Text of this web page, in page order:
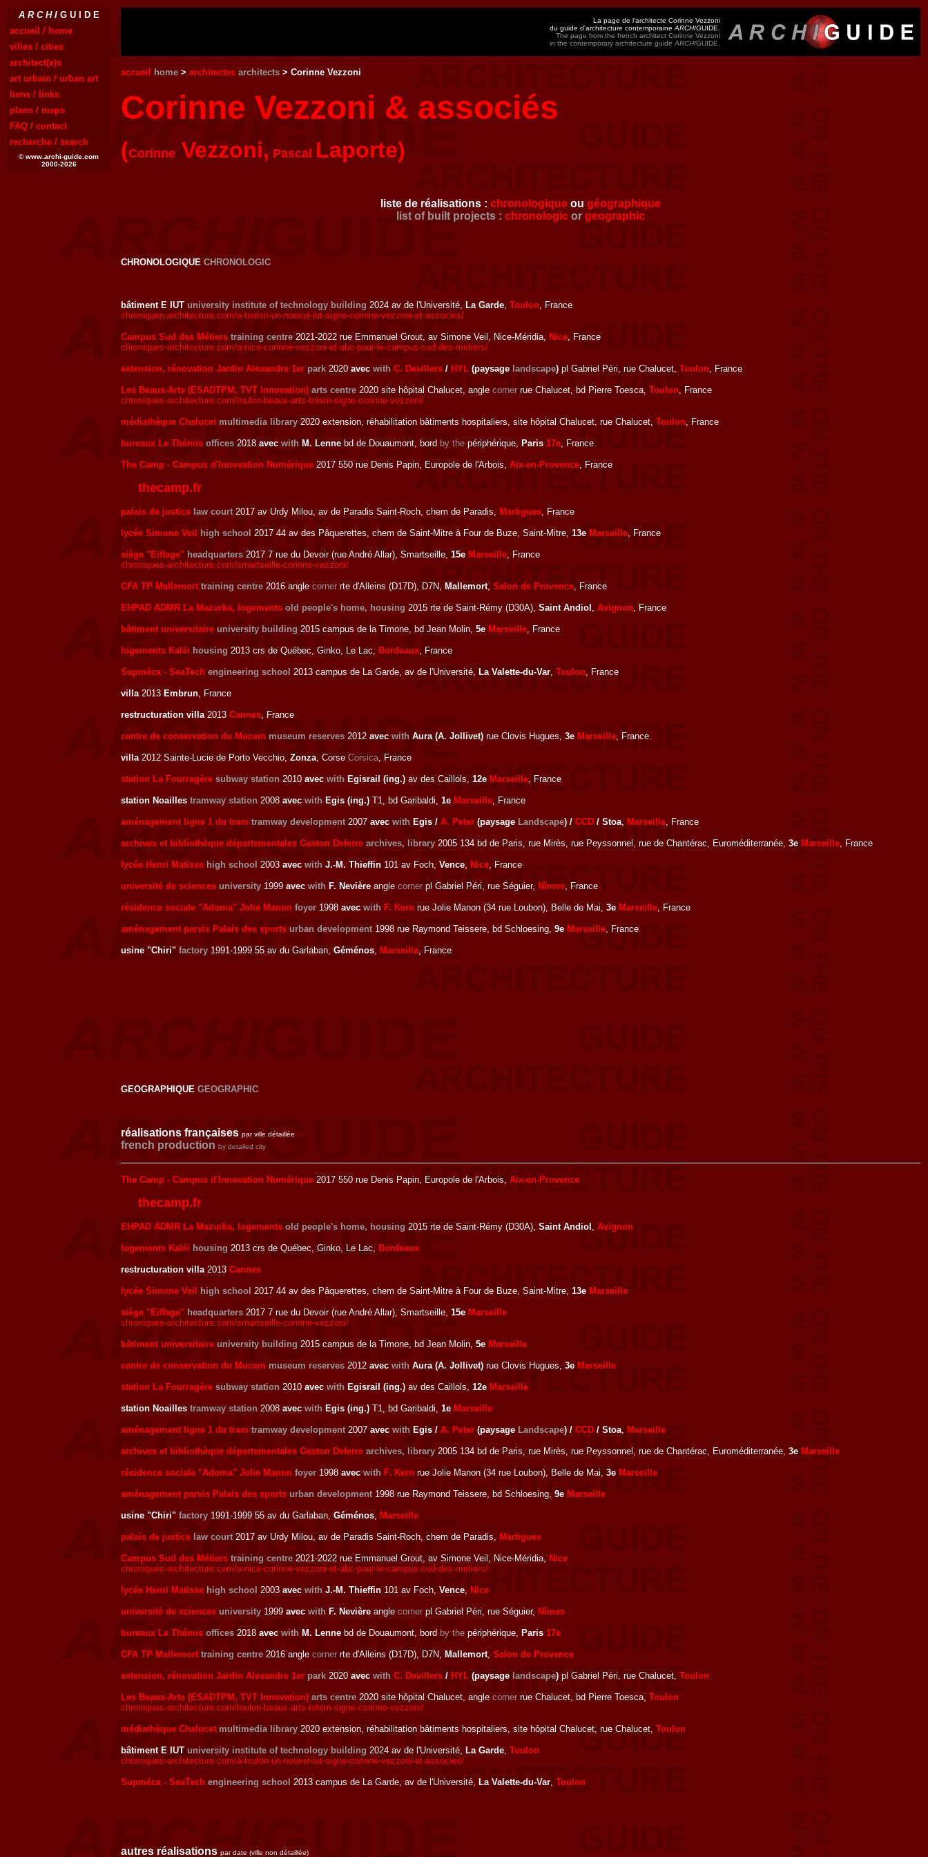
A R C H IG U I D E
accueil / home
villes / cities
architect(e)s
art urbain / urban art
liens / links
plans / maps
FAQ / contact
recherche / search
© www.archi-guide.com
2000-2026
La page de l'architecte Corinne Vezzoni
du guide d'architecture contemporaine ARCHIGUIDE.
The page from the french architect Corinne Vezzoni
in the contemporary architecture guide ARCHIGUIDE.
accueil home > architectes architects > Corinne Vezzoni
Corinne Vezzoni & associés
(Corinne Vezzoni, Pascal Laporte)
liste de réalisations : chronologique ou géographique
list of built projects : chronologic or geographic
CHRONOLOGIQUE CHRONOLOGIC
bâtiment E IUT university institute of technology building 2024 av de l'Université, La Garde, Toulon, France
chroniques-architecture.com/a-toulon-un-nouvel-iut-signe-corinne-vezzoni-et-associes/
Campus Sud des Métiers training centre 2021-2022 rue Emmanuel Grout, av Simone Veil, Nice-Méridia, Nice, France
chroniques-architecture.com/a-nice-corinne-vezzoni-et-abc-pour-le-campus-sud-des-metiers/
extension, rénovation Jardin Alexandre 1er park 2020 avec with C. Devillers / HYL (paysage landscape) pl Gabriel Péri, rue Chalucet, Toulon, France
Les Beaux-Arts (ESADTPM, TVT Innovation) arts centre 2020 site hôpital Chalucet, angle corner rue Chalucet, bd Pierre Toesca, Toulon, France
chroniques-architecture.com/toulon-beaux-arts-totem-signe-corinne-vezzoni/
médiathèque Chalucet multimedia library 2020 extension, réhabilitation bâtiments hospitaliers, site hôpital Chalucet, rue Chalucet, Toulon, France
bureaux Le Thémis offices 2018 avec with M. Lenne bd de Douaumont, bord by the périphérique, Paris 17e, France
The Camp - Campus d'Innovation Numérique 2017 550 rue Denis Papin, Europole de l'Arbois, Aix-en-Provence, France
thecamp.fr
palais de justice law court 2017 av Urdy Milou, av de Paradis Saint-Roch, chem de Paradis, Martigues, France
lycée Simone Veil high school 2017 44 av des Pâquerettes, chem de Saint-Mitre à Four de Buze, Saint-Mitre, 13e Marseille, France
siège "Eiffage" headquarters 2017 7 rue du Devoir (rue André Allar), Smartseille, 15e Marseille, France
chroniques-architecture.com/smartseille-corinne-vezzoni/
CFA TP Mallemort training centre 2016 angle corner rte d'Alleins (D17D), D7N, Mallemort, Salon de Provence, France
EHPAD ADMR La Mazurka, logements old people's home, housing 2015 rte de Saint-Rémy (D30A), Saint Andiol , Avignon, France
bâtiment universitaire university building 2015 campus de la Timone, bd Jean Molin, 5e Marseille, France
logements Kaléi housing 2013 crs de Québec, Ginko, Le Lac, Bordeaux, France
Supméca - SeaTech engineering school 2013 campus de La Garde, av de l'Université, La Valette-du-Var, Toulon, France
villa2013 Embrun, France
restructuration villa2013 Cannes, France
centre de conservation du Mucem museum reserves 2012 avec with Aura (A. Jollivet) rue Clovis Hugues, 3e Marseille, France
villa2012 Sainte-Lucie de Porto Vecchio, Zonza, Corse Corsica, France
station La Fourragère subway station 2010 avec with Egisrail (ing.) av des Caillols, 12e Marseille, France
station Noailles tramway station 2008 avec with Egis (ing.) T1, bd Garibaldi, 1e Marseille, France
aménagement ligne 1 du tram tramway development 2007 avec with Egis / A. Peter (paysage Landscape) / CCD / Stoa, Marseille, France
archives et bibliothèque départementales Gaston Deferre archives, library 2005 134 bd de Paris, rue Mirès, rue Peyssonnel, rue de Chantérac, Euroméditerranée, 3e Marseille, France
lycée Henri Matisse high school 2003 avec with J.-M. Thieffin 101 av Foch, Vence, Nice, France
université de sciences university 1999 avec with F. Nevière angle corner pl Gabriel Péri, rue Séguier, Nîmes, France
résidence sociale "Adoma" Jolie Manon foyer 1998 avec with F. Kern rue Jolie Manon (34 rue Loubon), Belle de Mai, 3e Marseille, France
aménagement parvis Palais des sports urban development 1998 rue Raymond Teissere, bd Schloesing, 9e Marseille, France
usine "Chiri" factory 1991-1999 55 av du Garlaban, Géménos, Marseille, France
GEOGRAPHIQUE GEOGRAPHIC
réalisations françaises par ville détaillée
french production by detailed city
The Camp - Campus d'Innovation Numérique 2017 550 rue Denis Papin, Europole de l'Arbois, Aix-en-Provence
thecamp.fr
EHPAD ADMR La Mazurka, logements old people's home, housing 2015 rte de Saint-Rémy (D30A), Saint Andiol , Avignon
logements Kaléi housing 2013 crs de Québec, Ginko, Le Lac, Bordeaux
restructuration villa2013 Cannes
lycée Simone Veil high school 2017 44 av des Pâquerettes, chem de Saint-Mitre à Four de Buze, Saint-Mitre, 13e Marseille
siège "Eiffage" headquarters 2017 7 rue du Devoir (rue André Allar), Smartseille, 15e Marseille
chroniques-architecture.com/smartseille-corinne-vezzoni/
bâtiment universitaire university building 2015 campus de la Timone, bd Jean Molin, 5e Marseille
centre de conservation du Mucem museum reserves 2012 avec with Aura (A. Jollivet) rue Clovis Hugues, 3e Marseille
station La Fourragère subway station 2010 avec with Egisrail (ing.) av des Caillols, 12e Marseille
station Noailles tramway station 2008 avec with Egis (ing.) T1, bd Garibaldi, 1e Marseille
aménagement ligne 1 du tram tramway development 2007 avec with Egis / A. Peter (paysage Landscape) / CCD / Stoa, Marseille
archives et bibliothèque départementales Gaston Deferre archives, library 2005 134 bd de Paris, rue Mirès, rue Peyssonnel, rue de Chantérac, Euroméditerranée, 3e Marseille
résidence sociale "Adoma" Jolie Manon foyer 1998 avec with F. Kern rue Jolie Manon (34 rue Loubon), Belle de Mai, 3e Marseille
aménagement parvis Palais des sports urban development 1998 rue Raymond Teissere, bd Schloesing, 9e Marseille
usine "Chiri" factory 1991-1999 55 av du Garlaban, Géménos, Marseille
palais de justice law court 2017 av Urdy Milou, av de Paradis Saint-Roch, chem de Paradis, Martigues
Campus Sud des Métiers training centre 2021-2022 rue Emmanuel Grout, av Simone Veil, Nice-Méridia, Nice
chroniques-architecture.com/a-nice-corinne-vezzoni-et-abc-pour-le-campus-sud-des-metiers/
lycée Henri Matisse high school 2003 avec with J.-M. Thieffin 101 av Foch, Vence, Nice
université de sciences university 1999 avec with F. Nevière angle corner pl Gabriel Péri, rue Séguier, Nîmes
bureaux Le Thémis offices 2018 avec with M. Lenne bd de Douaumont, bord by the périphérique, Paris 17e
CFA TP Mallemort training centre 2016 angle corner rte d'Alleins (D17D), D7N, Mallemort, Salon de Provence
extension, rénovation Jardin Alexandre 1er park 2020 avec with C. Devillers / HYL (paysage landscape) pl Gabriel Péri, rue Chalucet, Toulon
Les Beaux-Arts (ESADTPM, TVT Innovation) arts centre 2020 site hôpital Chalucet, angle corner rue Chalucet, bd Pierre Toesca, Toulon
chroniques-architecture.com/toulon-beaux-arts-totem-signe-corinne-vezzoni/
médiathèque Chalucet multimedia library 2020 extension, réhabilitation bâtiments hospitaliers, site hôpital Chalucet, rue Chalucet, Toulon
bâtiment E IUT university institute of technology building 2024 av de l'Université, La Garde, Toulon
chroniques-architecture.com/a-toulon-un-nouvel-iut-signe-corinne-vezzoni-et-associes/
Supméca - SeaTech engineering school 2013 campus de La Garde, av de l'Université, La Valette-du-Var, Toulon
autres réalisations par date (ville non détaillée)